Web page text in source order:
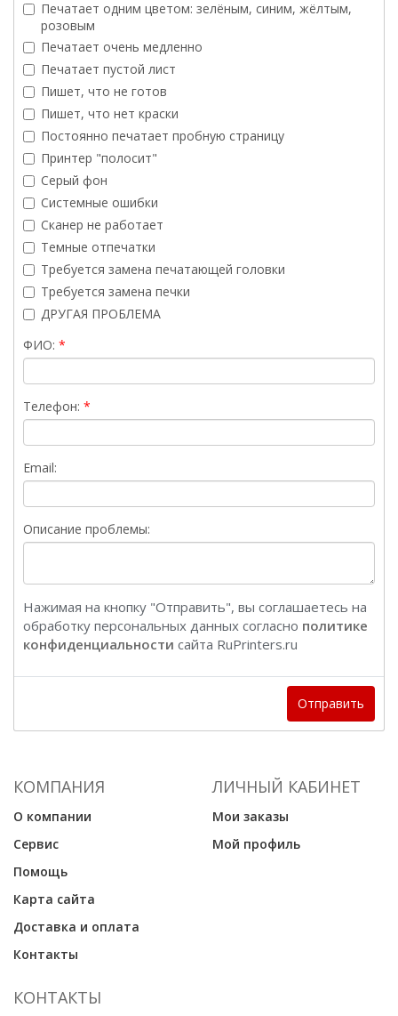
Печатает одним цветом: зелёным, синим, жёлтым,
розовым
Печатает очень медленно
Печатает пустой лист
Пишет, что не готов
Пишет, что нет краски
Постоянно печатает пробную страницу
Принтер "полосит"
Серый фон
Системные ошибки
Сканер не работает
Темные отпечатки
Требуется замена печатающей головки
Требуется замена печки
ДРУГАЯ ПРОБЛЕМА
ФИО:
Телефон:
Email:
Описание проблемы:
Нажимая на кнопку "Отправить", вы соглашаетесь на
обработку персональных данных согласно политике
конфиденциальности сайта RuPrinters.ru
Отправить
КОМПАНИЯ
О компании
Сервис
Помощь
Карта сайта
Доставка и оплата
Контакты
ЛИЧНЫЙ КАБИНЕТ
Мои заказы
Мой профиль
КОНТАКТЫ